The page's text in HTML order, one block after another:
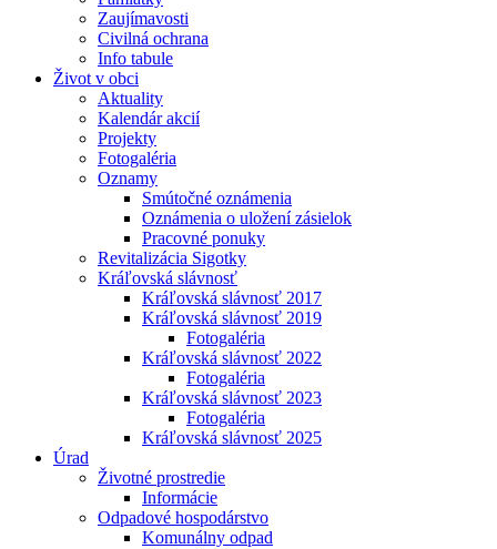
Zaujímavosti
Civilná ochrana
Info tabule
Život v obci
Aktuality
Kalendár akcií
Projekty
Fotogaléria
Oznamy
Smútočné oznámenia
Oznámenia o uložení zásielok
Pracovné ponuky
Revitalizácia Sigotky
Kráľovská slávnosť
Kráľovská slávnosť 2017
Kráľovská slávnosť 2019
Fotogaléria
Kráľovská slávnosť 2022
Fotogaléria
Kráľovská slávnosť 2023
Fotogaléria
Kráľovská slávnosť 2025
Úrad
Životné prostredie
Informácie
Odpadové hospodárstvo
Komunálny odpad